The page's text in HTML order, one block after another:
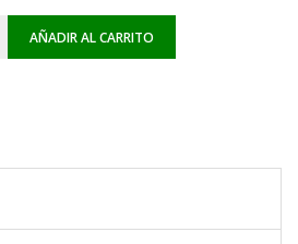
AÑADIR AL CARRITO